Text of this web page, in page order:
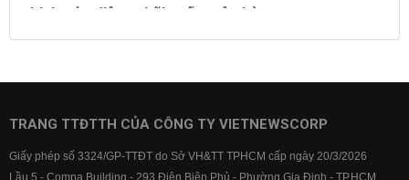
Lịch cúp điện
Lãi suất ngân hàng
Lãi suất tiết kiệm
Lãi suất tiền gửi
Lãi suất ngân hàng BIDV
Lãi suất ngân hàng Vietcombank
TRANG TTĐTTH CỦA CÔNG TY VIETNEWSCORP
Giấy phép số 3324/GP-TTĐT do Sở VH&TT TPHCM cấp ngày 20/3/2026